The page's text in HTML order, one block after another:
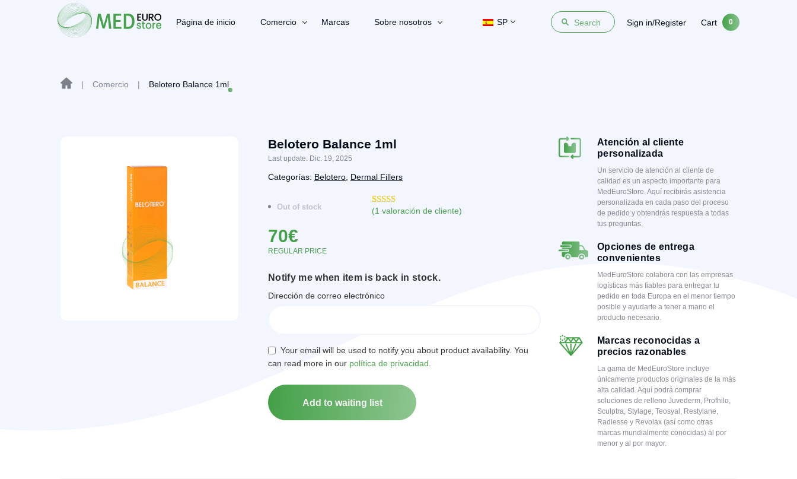
Página de inicio Comercio Marcas Sobre nosotros SP Search Sign in/Register Cart 0
| Comercio | Belotero Balance 1ml
Belotero Balance 1ml
Last update: Dic. 19, 2025
Categorías: Belotero, Dermal Fillers
Out of stock
Valorado
3
(1 valoración de cliente)
70€
REGULAR PRICE
Notify me when item is back in stock.
Dirección de correo electrónico
Your email will be used to notify you about product availability. You
can read more in our política de privacidad.
Atención al cliente
personalizada
Un servicio de atención al cliente de
calidad es un aspecto importante para
MedEuroStore. Aquí recibirás asistencia
personalizada en cada paso del proceso
de pedido y obtendrás respuesta a todas
tus preguntas.
Opciones de entrega
convenientes
MedEuroStore colabora con las empresas
logísticas más fiables para entregar tu
pedido en toda Europa en el menor tiempo
posible y ayudarte a tener a mano el
producto necesario.
Marcas reconocidas a
precios razonables
La gama de MedEuroStore incluye
únicamente productos originales de la más
alta calidad. Aquí podrá comprar
soluciones de relleno Juvederm, Profhilo,
Sculptra, Stylage, Teosyal, Restylane,
Radiesse y Revolax (así como otras
marcas mundialmente conocidas) al por
menor y al por mayor.